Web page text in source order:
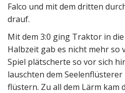
Falco und mit dem dritten
drauf.
Mit dem 3:0 ging Traktor in
Halbzeit gab es nicht mehr so
Spiel plätscherte so vor sich
lauschten dem
flüstern. Zu all dem Lärm kam